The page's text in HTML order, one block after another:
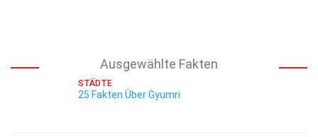
Ausgewählte Fakten
STÄDTE
25 Fakten Über Gyumri